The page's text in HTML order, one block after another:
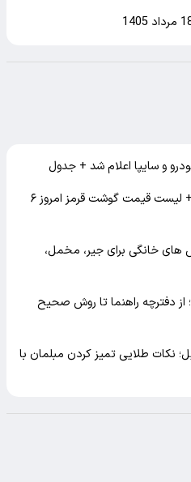
و سایپا اعلام شد + جدول
گوشت خورشتی کیلویی چند ؟! + لیست قیمت گوشت قرمز امروز ۶
های خانگی برای جیر، مخمل،
از دفترچه راهنما تا روش صحیح
نکات طلایی تمیز کردن مبلمان با